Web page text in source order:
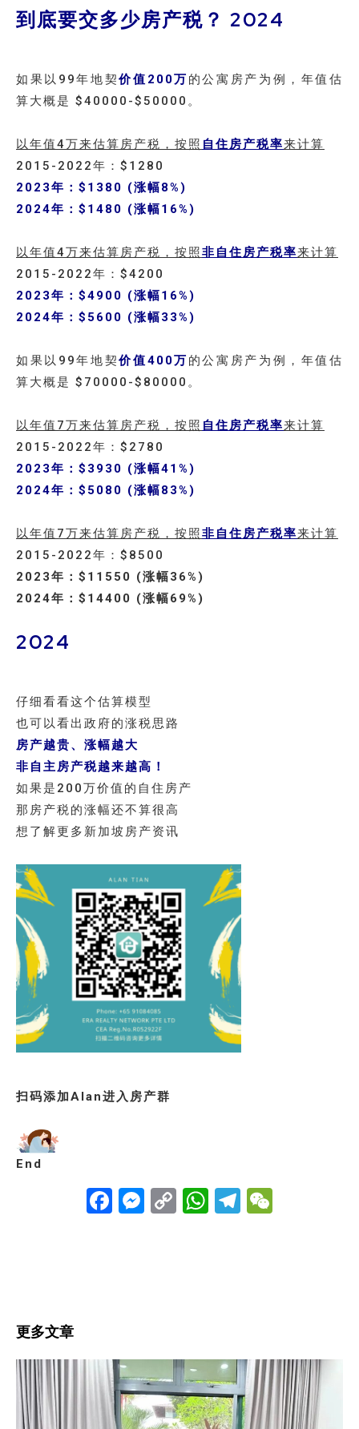
到底要交多少房产税？ 2024
如果以99年地契价值200万 的公寓房产为例，年值估
算大概是 $40000-$50000。
以年值4万来估算房产税，按照 自住房产税率来计算
2015-2022年：$1280
2023年：$1380 (涨幅8%)
2024年：$1480 (涨幅16%)
以年值4万来估算房产税，按照非自住房产税率来计算
2015-2022年：$4200
2023年：$4900 (涨幅16%)
2024年：$5600 (涨幅33%)
如果以99年地契价值400万 的公寓房产为例，年值估
算大概是 $70000-$80000。
以年值7万来估算房产税，按照 自住房产税率来计算
2015-2022年：$2780
2023年：$3930 (涨幅41%)
2024年：$5080 (涨幅83%)
以年值7万来估算房产税，按照非自住房产税率来计算
2015-2022年：$8500
2023年：$11550 (涨幅36%)
2024年：$14400 (涨幅69%)
2024
仔细看看这个估算模型
也可以看出政府的涨税思路
房产越贵、涨幅越大
非自主房产税越来越高！
如果是200万价值的自住房产
那房产税的涨幅还不算很高
想了解更多新加坡房产资讯
扫码添加Alan进入房产群
End
Facebook
Messenger
CopyWhatsApp
更多文章